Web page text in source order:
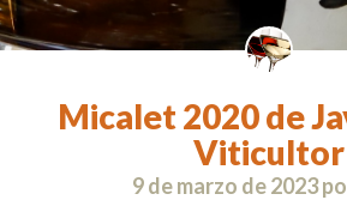
Micalet 2020 de
Viticultor
9 de marzo de 2023